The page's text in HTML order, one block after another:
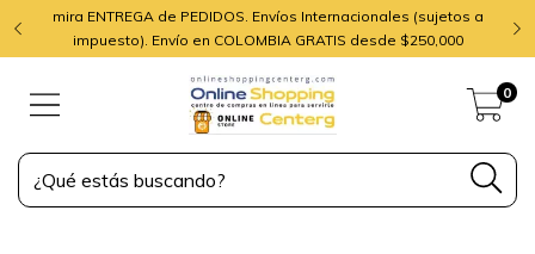
mira ENTREGA de PEDIDOS. Envíos Internacionales (sujetos a
impuesto). Envío en COLOMBIA GRATIS desde $250,000
0